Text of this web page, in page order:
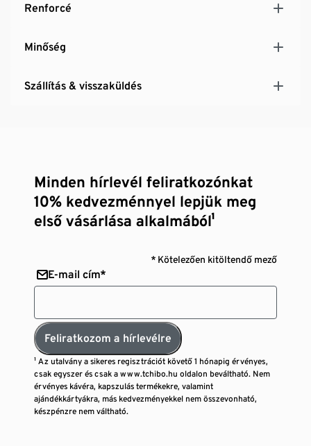
Renforcé
Minőség
Szállítás & visszaküldés
Minden hírlevél feliratkozónkat
10% kedvezménnyel lepjük meg
első vásárlása alkalmából¹
* Kötelezően kitöltendő mező
E-mail cím*
Feliratkozom a hírlevélre
¹ Az utalvány a sikeres regisztrációt követő 1 hónapig érvényes,
csak egyszer és csak a www.tchibo.hu oldalon beváltható. Nem
érvényes kávéra, kapszulás termékekre, valamint
ajándékkártyákra, más kedvezményekkel nem összevonható,
készpénzre nem váltható.